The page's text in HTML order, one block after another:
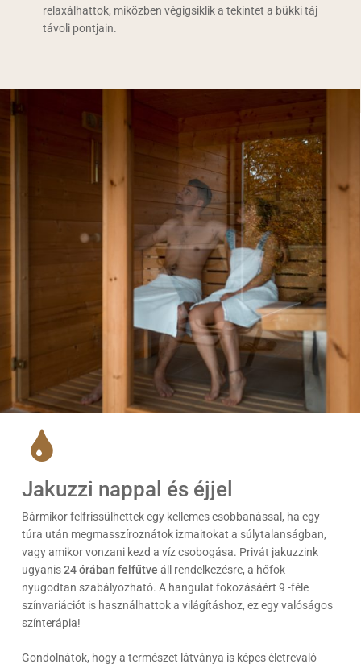
relaxálhattok, miközben végigsiklik a tekintet a bükki táj
távoli pontjain.
Jakuzzi nappal és éjjel
Bármikor felfrissülhettek egy kellemes csobbanással, ha egy
túra után megmasszíroznátok izmaitokat a súlytalanságban,
vagy amikor vonzani kezd a víz csobogása. Privát jakuzzink
ugyanis24 órában felfűtve áll rendelkezésre, a hőfok
nyugodtan szabályozható. A hangulat fokozásáért 9 -féle
színvariációt is használhattok a világításhoz, ez egy valóságos
színterápia!
Gondolnátok, hogy a természet látványa is képes életrevaló